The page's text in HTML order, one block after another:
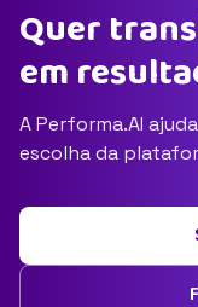
Quer
em
A Performa.AI
escolha da